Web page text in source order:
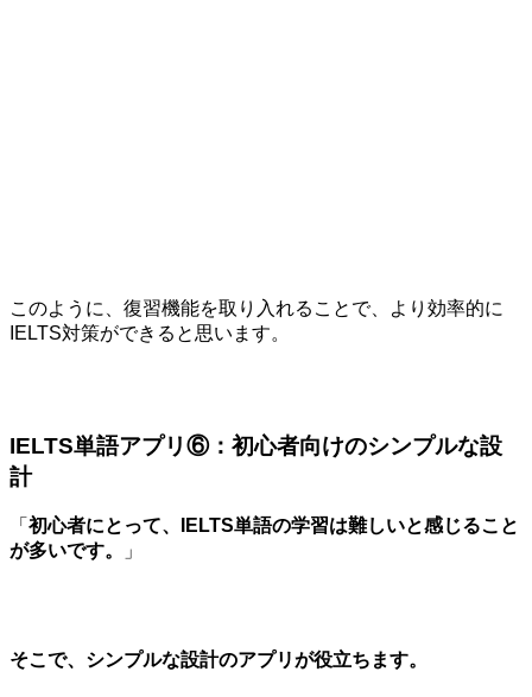
このように、復習機能を取り入れることで、より効率的に
IELTS対策ができると思います。
IELTS単語アプリ⑥：初心者向けのシンプルな設
計
「 初心者にとって、IELTS単語の学習は難しいと感じること
が多いです。
」
そこで、シンプルな設計のアプリが役立ちます。